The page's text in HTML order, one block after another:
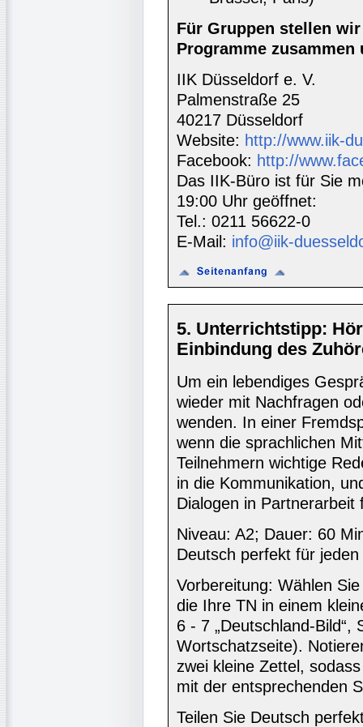
Für Gruppen stellen
Programme zusammen
IIK Düsseldorf e. V.
Palmenstraße 25
40217 Düsseldorf
Website: http://www.iik-
Facebook: http://
Das IIK-Büro ist für Sie
19:00 Uhr geöffnet:
Tel.: 0211 56622-0
E-Mail: info@iik-
5. Unterrichtstipp:
Einbindung des
Um ein lebendiges
wieder mit Nachfragen
wenden. In einer
wenn die sprachlichen
Teilnehmern wichtige
in die Kommunikation,
Dialogen in Partnerarbeit
Niveau: A2; Dauer: 60
Deutsch perfekt für
Vorbereitung: Wählen
die Ihre TN in einem
6 - 7 „Deutschland-Bild“,
Wortschatzseite).
zwei kleine Zettel,
mit der entsprechenden
Teilen Sie Deutsch